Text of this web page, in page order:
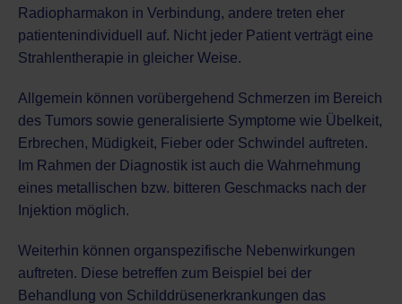
Radiopharmakon in Verbindung, andere treten eher
patientenindividuell auf. Nicht jeder Patient verträgt eine
Strahlentherapie in gleicher Weise.
Allgemein können vorübergehend Schmerzen im Bereich
des Tumors sowie generalisierte Symptome wie Übelkeit,
Erbrechen, Müdigkeit, Fieber oder Schwindel auftreten.
Im Rahmen der Diagnostik ist auch die Wahrnehmung
eines metallischen bzw. bitteren Geschmacks nach der
Injektion möglich.
Weiterhin können organspezifische Nebenwirkungen
auftreten. Diese betreffen zum Beispiel bei der
Behandlung von Schilddrüsenerkrankungen das